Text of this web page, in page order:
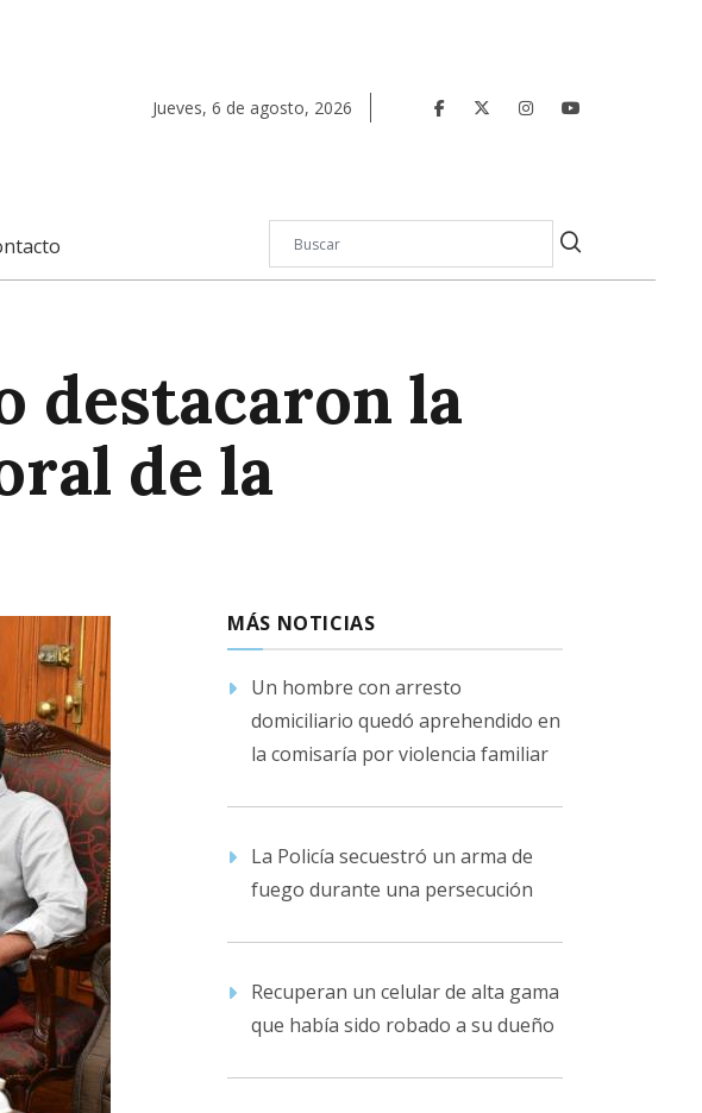
Jueves, 6 de agosto, 2026
destacaron la
de la
MÁS NOTICIAS
Un hombre con arresto
domiciliario quedó aprehendido en
la comisaría por violencia familiar
La Policía secuestró un arma de
fuego durante una persecución
Recuperan un celular de alta gama
que había sido robado a su dueño